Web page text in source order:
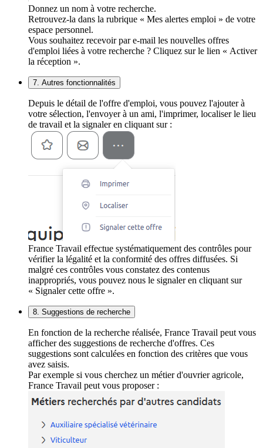
Donnez un nom à votre recherche.
Retrouvez-la dans la rubrique « Mes alertes emploi » de votre
espace personnel.
Vous souhaitez recevoir par e-mail les nouvelles offres
d'emploi liées à votre recherche ? Cliquez sur le lien « Activer
la réception ».
7. Autres fonctionnalités
Depuis le détail de l'offre d'emploi, vous pouvez l'ajouter à
votre sélection, l'envoyer à un ami, l'imprimer, localiser le lieu
de travail et la signaler en cliquant sur :
France Travail effectue systématiquement des contrôles pour
vérifier la légalité et la conformité des offres diffusées. Si
malgré ces contrôles vous constatez des contenus
inappropriés, vous pouvez nous le signaler en cliquant sur
« Signaler cette offre ».
8. Suggestions de recherche
En fonction de la recherche réalisée, France Travail peut vous
afficher des suggestions de recherche d'offres. Ces
suggestions sont calculées en fonction des critères que vous
avez saisis.
Par exemple si vous cherchez un métier d'ouvrier agricole,
France Travail peut vous proposer :